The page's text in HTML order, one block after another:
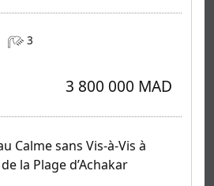
3
3 800 000 MAD
Calme sans Vis-à-Vis à
la Plage d’Achakar